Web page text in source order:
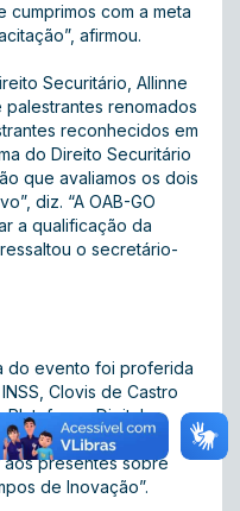
cumprimos com a meta
afirmou.
Securitário, Allinne
renomados
reconhecidos em
do Direito Securitário
que avaliamos os dois
diz. “A OAB-GO
a qualificação da
o secretário-
do evento foi proferida
Clovis de Castro
Plataforma Digital e
foi a vez da
presentes sobre
de Inovação”.